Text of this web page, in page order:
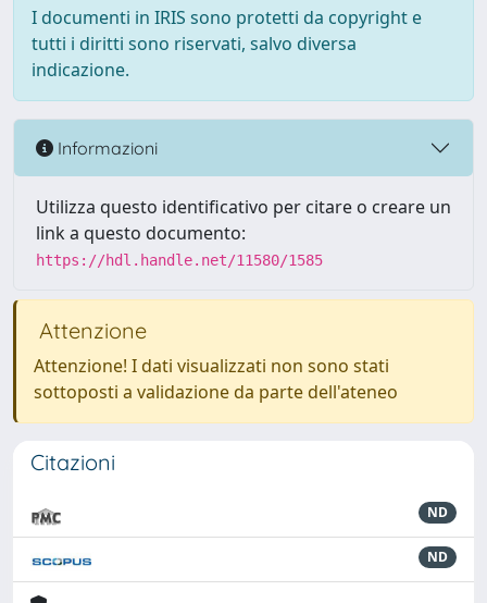
I documenti in IRIS sono protetti da copyright e
tutti i diritti sono riservati, salvo diversa
indicazione.
Informazioni
Utilizza questo identificativo per citare o creare un
link a questo documento:
https://hdl.handle.net/11580/1585
Attenzione
Attenzione! I dati visualizzati non sono stati
sottoposti a validazione da parte dell'ateneo
Citazioni
ND
ND